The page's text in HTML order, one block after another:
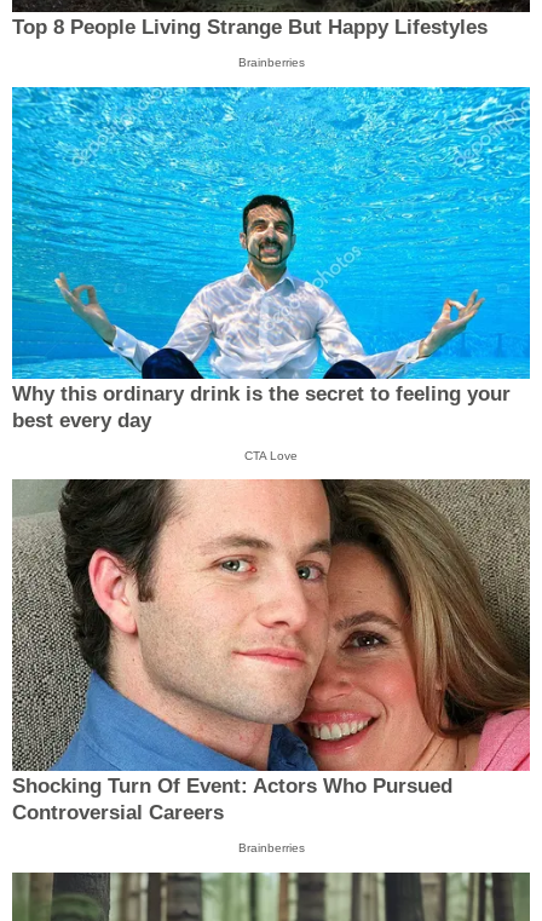
Top 8 People Living Strange But Happy Lifestyles
Brainberries
Why this ordinary drink is the secret to feeling your
best every day
CTA Love
Shocking Turn Of Event: Actors Who Pursued
Controversial Careers
Brainberries